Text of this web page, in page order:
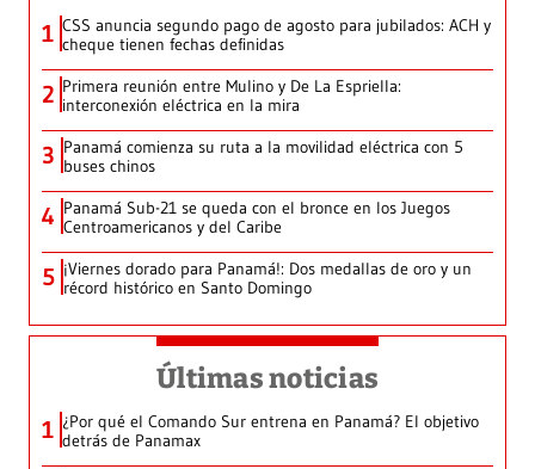
1 CSS anuncia segundo pago de agosto para jubilados: ACH y
cheque tienen fechas definidas
2 Primera reunión entre Mulino y De La Espriella:
interconexión eléctrica en la mira
3 Panamá comienza su ruta a la movilidad eléctrica con 5
buses chinos
4 Panamá Sub-21 se queda con el bronce en los Juegos
Centroamericanos y del Caribe
5 ¡Viernes dorado para Panamá!: Dos medallas de oro y un
récord histórico en Santo Domingo
Últimas noticias
1 ¿Por qué el Comando Sur entrena en Panamá? El objetivo
detrás de Panamax